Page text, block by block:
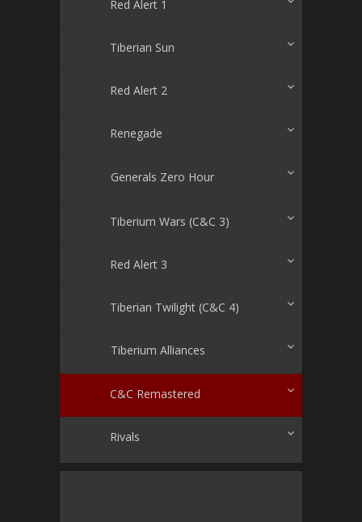
Red Alert 1
Tiberian Sun
Red Alert 2
Renegade
Generals Zero Hour
Tiberium Wars (C&C 3)
Red Alert 3
Tiberian Twilight (C&C 4)
Tiberium Alliances
C&C Remastered
Rivals